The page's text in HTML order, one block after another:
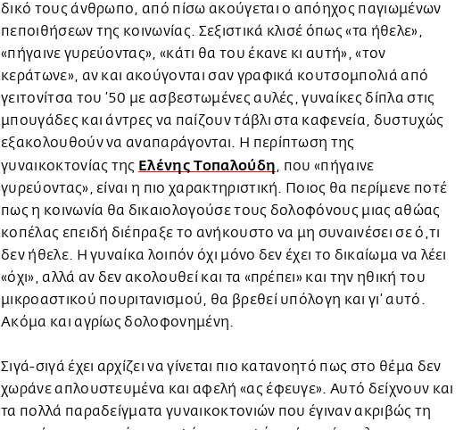
δικό τους άνθρωπο, από πίσω ακούγεται ο απόηχος παγιωμένων
πεποιθήσεων της κοινωνίας. Σεξιστικά κλισέ όπως «τα ήθελε»,
«πήγαινε γυρεύοντας», «κάτι θα του έκανε κι αυτή», «τον
κεράτωνε», αν και ακούγονται σαν γραφικά κουτσομπολιά από
γειτονίτσα του ’50 με ασβεστωμένες αυλές, γυναίκες δίπλα στις
μπουγάδες και άντρες να παίζουν τάβλι στα καφενεία, δυστυχώς
εξακολουθούν να αναπαράγονται. Η περίπτωση της
γυναικοκτονίας της Ελένης Τοπαλούδη, που «πήγαινε
γυρεύοντας», είναι η πιο χαρακτηριστική. Ποιος θα περίμενε ποτέ
πως η κοινωνία θα δικαιολογούσε τους δολοφόνους μιας αθώας
κοπέλας επειδή διέπραξε το ανήκουστο να μη συναινέσει σε ό,τι
δεν ήθελε. Η γυναίκα λοιπόν όχι μόνο δεν έχει το δικαίωμα να λέει
«όχι», αλλά αν δεν ακολουθεί και τα «πρέπει» και την ηθική του
μικροαστικού πουριτανισμού, θα βρεθεί υπόλογη και γι’ αυτό.
Ακόμα και αγρίως δολοφονημένη.
Σιγά-σιγά έχει αρχίζει να γίνεται πιο κατανοητό πως στο θέμα δεν
χωράνε απλουστευμένα και αφελή «ας έφευγε». Αυτό δείχνουν και
τα πολλά παραδείγματα γυναικοκτονιών που έγιναν ακριβώς τη